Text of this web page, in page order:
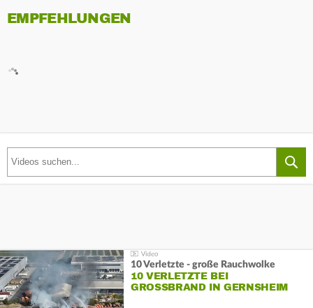
EMPFEHLUNGEN
10 Verletzte - große Rauchwolke
10 VERLETZTE BEI
GROSSBRAND IN GERNSHEIM